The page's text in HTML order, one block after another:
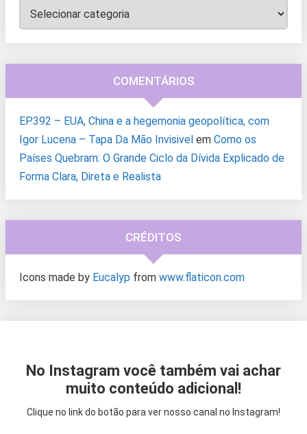
Categorias
COMENTÁRIOS
EP.392 – EUA, China e a hegemonia geopolítica, com
Igor Lucena – Tapa Da Mão Invisivel em Como os
Países Quebram: O Grande Ciclo da Dívida Explicado de
Forma Clara, Direta e Realista
CRÉDITOS
Icons made by Eucalyp from www.flaticon.com
No Instagram você também vai achar
muito conteúdo adicional!
Clique no link do botão para ver nosso canal no Instagram!